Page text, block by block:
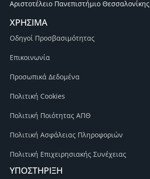
Αριστοτέλειο Πανεπιστήμιο Θεσσαλονίκης
ΧΡΗΣΙΜΑ
Οδηγοί Προσβασιμότητας
Επικοινωνία
Προσωπικά Δεδομένα
Πολιτική Cookies
Πολιτική Ποιότητας ΑΠΘ
Πολιτική Ασφάλειας Πληροφοριών
Πολιτική Επιχειρησιακής Συνέχειας
ΥΠΟΣΤΗΡΙΞΗ